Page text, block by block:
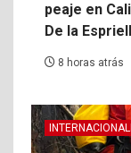
peaje en
De la
8 horas atrás